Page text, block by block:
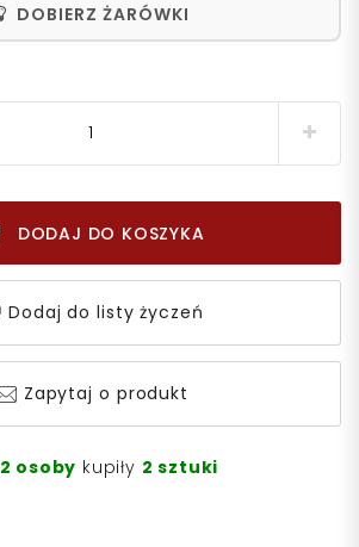
DOBIERZ ŻARÓWKI
DODAJ DO KOSZYKA
Dodaj do listy życzeń
Zapytaj o produkt
2 osoby kupiły 2 sztuki